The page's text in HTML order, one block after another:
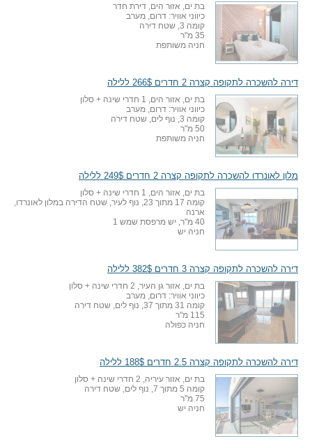
בת ים, אזור הים, דירת חדר
כיווני אוויר: דרום, מערב
קומה 3, שטח דירה
35 מ"ר
חניה משותפת
דירה להשכרה לתקופה קצרה 2 חדרים 266$ ללילה
בת ים, אזור הים, 1 חדרי שינה + סלון
כיווני אוויר: דרום, מערב
קומה 3, נוף לים, שטח דירה
50 מ"ר
חניה משותפת
מלון לאונרדו להשכרה לתקופה קצרה 2 חדרים 249$ ללילה
בת ים, אזור הים, 1 חדרי שינה + סלון
קומה 17 מתוך 23, נוף לעיר, שטח הדירה במלון לאונרדו,
ארנה
40 מ"ר, יש מרפסת שמש 1
חניה יש
דירה להשכרה לתקופה קצרה 3 חדרים 382$ ללילה
בת ים, אזור גן העיר, 2 חדרי שינה + סלון
כיווני אוויר: דרום, מערב
קומה 31 מתוך 37, נוף לים, שטח דירה
115 מ"ר
חניה כפולה
דירה להשכרה לתקופה קצרה 2.5 חדרים 188$ ללילה
בת ים, אזור עיריה, 2 חדרי שינה + סלון
קומה 5 מתוך 7, נוף לים, שטח דירה
75 מ"ר
חניה יש